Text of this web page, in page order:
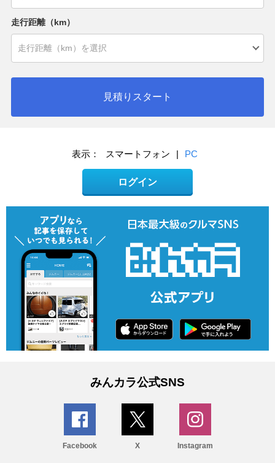
走行距離（km）
見積りスタート
表示： スマートフォン | PC
ログイン
みんカラ公式SNS
Facebook X Instagram